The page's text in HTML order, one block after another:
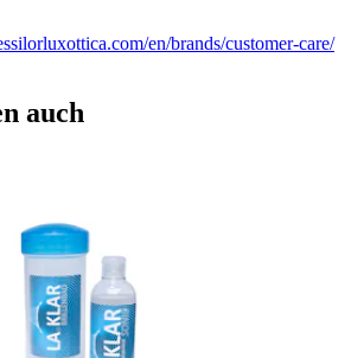
en/brands/customer-care/
auch